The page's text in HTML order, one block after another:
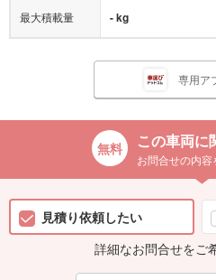
最大積載量 - kg
専用ア
この車両に
お問合せの内
見積り依頼したい
詳細なお問合せをご